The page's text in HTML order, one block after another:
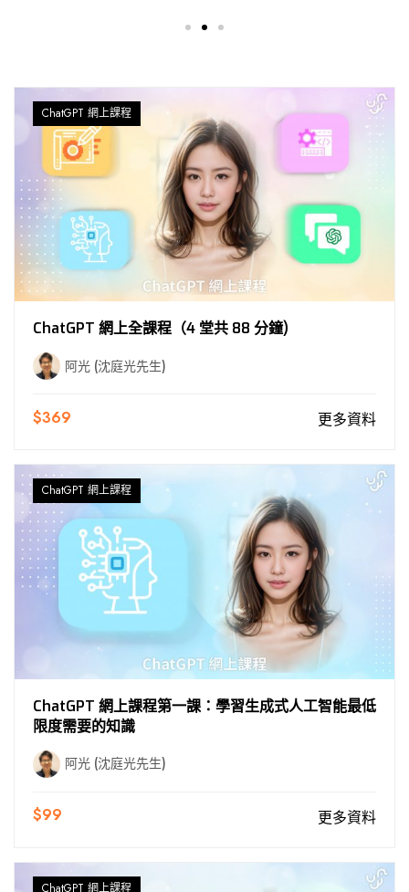
ChatGPT 網上課程
ChatGPT 網上全課程（4 堂共 88 分鐘)
阿光 (沈庭光先生)
$369 更多資料
ChatGPT 網上課程
ChatGPT 網上課程第一課：學習生成式人工智能最低
限度需要的知識
阿光 (沈庭光先生)
$99 更多資料
ChatGPT 網上課程